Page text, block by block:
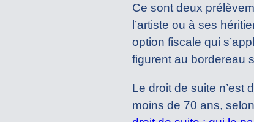
Ce sont deux
l’artiste ou à ses
option fiscale qui
figurent au bordereau
Le droit de suite n’est
moins de 70 ans,